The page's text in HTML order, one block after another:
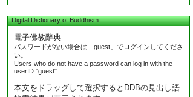
Digital Dictionary of Buddhism
電子佛教辭典
パスワードがない場合は「guest」でログインしてくださ
い。
Users who do not have a password can log in with the
userID "guest".
本文をドラッグして選択するとDDBの見出し語